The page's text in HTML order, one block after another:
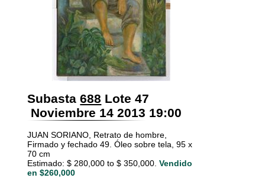
Subasta 688 Lote 47
Noviembre 14 2013 19:00
JUAN SORIANO, Retrato de hombre,
Firmado y fechado 49. Óleo sobre tela, 95 x
70 cm
Estimado: $ 280,000 to $ 350,000. Vendido
en $260,000